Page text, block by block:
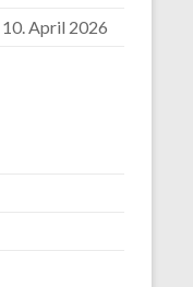
10. April 2026